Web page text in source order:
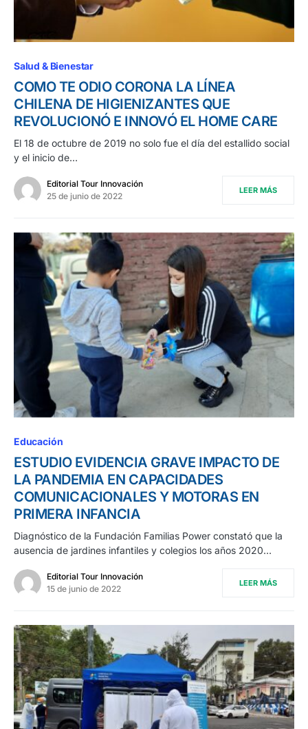
Salud & Bienestar
COMO TE ODIO CORONA LA LÍNEA
CHILENA DE HIGIENIZANTES QUE
REVOLUCIONÓ E INNOVÓ EL HOME CARE
El 18 de octubre de 2019 no solo fue el día del estallido social
y el inicio de…
Editorial Tour Innovación
25 de junio de 2022
LEER MÁS
Educación
ESTUDIO EVIDENCIA GRAVE IMPACTO DE
LA PANDEMIA EN CAPACIDADES
COMUNICACIONALES Y MOTORAS EN
PRIMERA INFANCIA
Diagnóstico de la Fundación Familias Power constató que la
ausencia de jardines infantiles y colegios los años 2020…
Editorial Tour Innovación
15 de junio de 2022
LEER MÁS